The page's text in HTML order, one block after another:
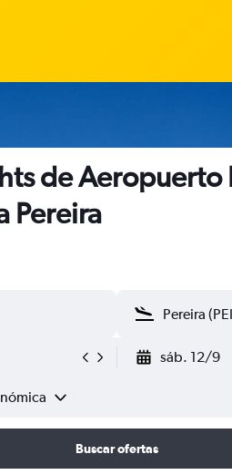
de Aeropuerto
Pereira
sáb. 12/9
Buscar ofertas